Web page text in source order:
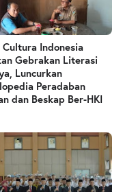
Cultura Indonesia
Gebrakan Literasi
Luncurkan
Peradaban
dan Beskap Ber-HKI